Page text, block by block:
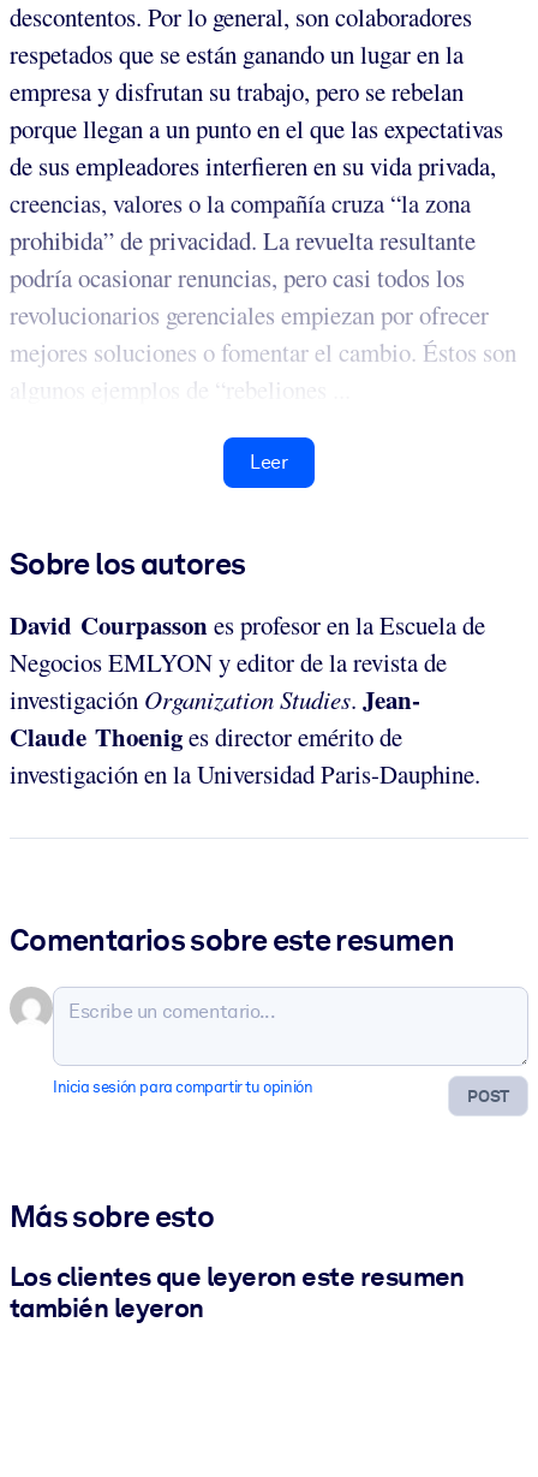
descontentos. Por lo general, son colaboradores
respetados que se están ganando un lugar en la
empresa y disfrutan su trabajo, pero se rebelan
porque llegan a un punto en el que las expectativas
de sus empleadores interfieren en su vida privada,
creencias, valores o la compañía cruza “la zona
prohibida” de privacidad. La revuelta resultante
podría ocasionar renuncias, pero casi todos los
revolucionarios gerenciales empiezan por ofrecer
mejores soluciones o fomentar el cambio. Éstos son
algunos ejemplos de “rebeliones ...
Leer
Sobre los autores
David Courpassones profesor en la Escuela de
Negocios EMLYON y editor de la revista de
investigación Organization Studies. Jean-
Claude Thoeniges director emérito de
investigación en la Universidad Paris-Dauphine.
Comentarios sobre este resumen
POST
Inicia sesión para compartir tu opinión
Más sobre esto
Los clientes que leyeron este resumen
también leyeron